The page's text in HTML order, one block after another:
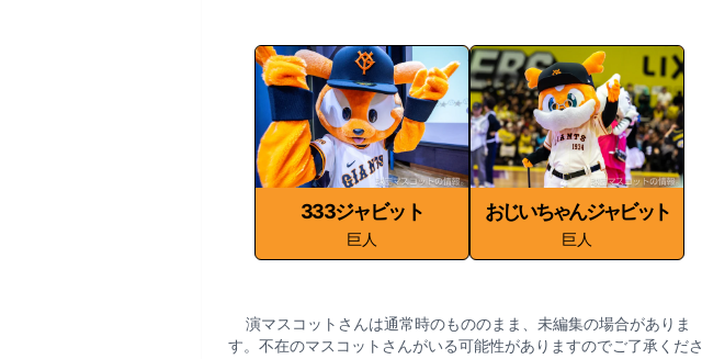
333ジャビット
巨人
おじいちゃんジャビット
巨人
演マスコットさんは通常時のもののまま、未編集の場合がありま
す。不在のマスコットさんがいる可能性がありますのでご了承くださ